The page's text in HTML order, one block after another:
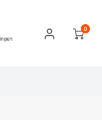
0